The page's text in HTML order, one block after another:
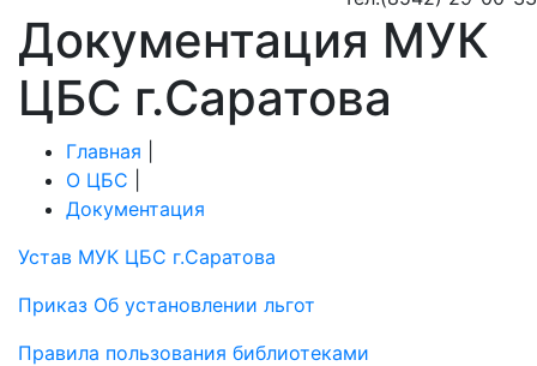
Документация МУК
ЦБС г.Саратова
Главная
О ЦБС
Документация
Устав МУК ЦБС г.Саратова
Приказ Об установлении льгот
Правила пользования библиотеками